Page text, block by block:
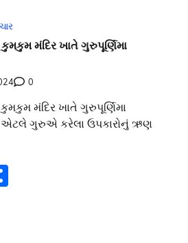
મંદિર ખાતે ગુરુપૂર્ણિમા
0
મંદિર ખાતે ગુરુપૂર્ણિમા
એટલે ગુરુએ કરેલા ઉપકારોનું ઋણ